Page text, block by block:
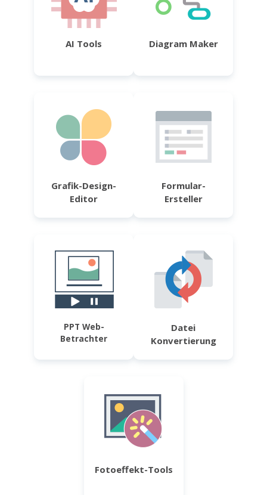
AI Tools Diagram Maker
Grafik-Design-
Editor
Formular-
Ersteller
PPT Web-
Betrachter
Datei
Konvertierung
Fotoeffekt-Tools